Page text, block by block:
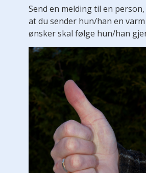
Send en melding til en
at du sender hun/han en
ønsker skal følge hun/han